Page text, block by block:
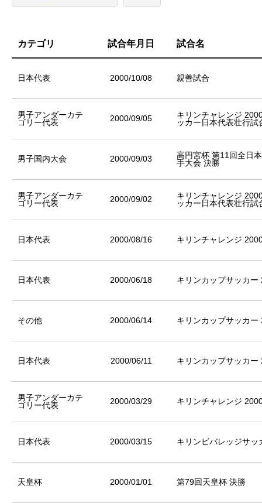
カテゴリ 試合年月日 試合名
日本代表 2000/10/08 親善試合
男子アンダーカテ
ゴリー代表
2000/09/05
キリンチャレンジ
ッカー日本代表壮行試
男子国内大会 2000/09/03
高円宮杯 第11回全日
手大会 決勝
男子アンダーカテ
ゴリー代表
2000/09/02
キリンチャレンジ
ッカー日本代表壮行試
日本代表 2000/08/16 キリンチャレンジ
日本代表 2000/06/18 キリンカップサッカー
その他 2000/06/14 キリンカップサッカー
日本代表 2000/06/11 キリンカップサッカー
男子アンダーカテ
ゴリー代表
2000/03/29 キリンチャレンジ
日本代表 2000/03/15 キリンビバレッジサッ
天皇杯 2000/01/01 第79回天皇杯 決勝